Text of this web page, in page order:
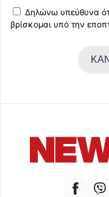
Δηλώνω υπεύθυνα
βρίσκομαι υπό την